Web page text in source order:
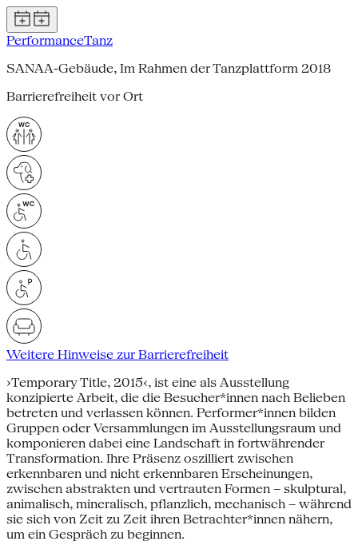
PerformanceTanz
SANAA-Gebäude, Im Rahmen der Tanzplattform 2018
Barrierefreiheit vor Ort
Weitere Hinweise zur Barrierefreiheit
›Temporary Title, 2015‹, ist eine als Ausstellung
konzipierte Arbeit, die die Besucher*innen nach Belieben
betreten und verlassen können. Performer*innen bilden
Gruppen oder Versammlungen im Ausstellungsraum und
komponieren dabei eine Landschaft in fortwährender
Transformation. Ihre Präsenz oszilliert zwischen
erkennbaren und nicht erkennbaren Erscheinungen,
zwischen abstrakten und vertrauten Formen – skulptural,
animalisch, mineralisch, pflanzlich, mechanisch – während
sie sich von Zeit zu Zeit ihren Betrachter*innen nähern,
um ein Gespräch zu beginnen.